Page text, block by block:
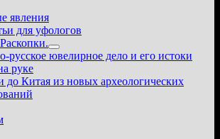
явления
для уфологов
Показать
подменю
русское ювелирное дело и его истоки
руке
до Китая из новых археологических